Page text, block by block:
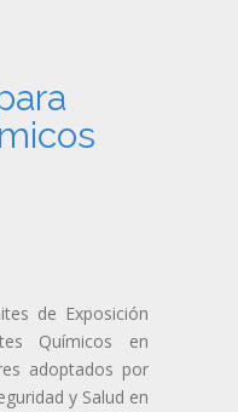
de Exposición
Químicos en
adoptados por
y Salud en